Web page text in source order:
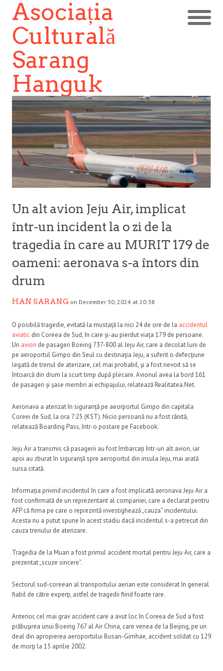
Asociația
Culturală
Sarang
Hanguk
Un alt avion Jeju Air, implicat
într-un incident la o zi de la
tragedia în care au MURIT 179 de
oameni: aeronava s-a întors din
drum
HAN SARANG on December 30, 2024 at 20:38
O posibilă tragedie, evitată la mustață la nici 24 de ore de la accidentul
aviatic din Coreea de Sud, în care și-au pierdut viața 179 de persoane.
Un avion de pasageri Boeing 737-800 al Jeju Air, care a decolat luni de
pe aeroportul Gimpo din Seul cu destinaţia Jeju, a suferit o defecţiune
legată de trenul de aterizare, cel mai probabil, şi a fost nevoit să se
întoarcă din drum la scurt timp după plecare. Avionul avea la bord 161
de pasageri și șase membri ai echipajului, relatează Realitatea.Net.
Aeronava a aterizat în siguranță pe aeorportul Gimpo din capitala
Coreei de Sud, la ora 7:25 (KST). Nicio persoană nu a fost rănită,
relatează Boarding Pass, într-o postare pe Facebook.
Jeju Air a transmis că pasagerii au fost îmbarcați într-un alt avion, iar
apoi au zburat în siguranță spre aeroportul din insula Jeju, mai arată
sursa citată.
Informația privind incidentul în care a fost implicată aeronava Jeju Air a
fost confirmată de un reprezentant al companiei, care a declarat pentru
AFP că firma pe care o reprezintă investighează „cauza” incidentului.
Acesta nu a putut spune în acest stadiu dacă incidentul s-a petrecut din
cauza trenului de aterizare.
Tragedia de la Muan a fost primul accident mortal pentru Jeju Air, care a
prezentat „scuze sincere”.
Sectorul sud-coreean al transportului aerian este considerat în general
fiabil de către experţi, astfel de tragedii fiind foarte rare.
Anterior, cel mai grav accident care a avut loc în Coreea de Sud a fost
prăbuşirea unui Boeing 767 al Air China, care venea de la Beijing, pe un
deal din apropierea aeroportului Busan-Gimhae, accident soldat cu 129
de morţi la 15 aprilie 2002.